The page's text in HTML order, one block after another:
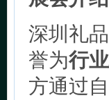
深圳礼
誉为行
方通过